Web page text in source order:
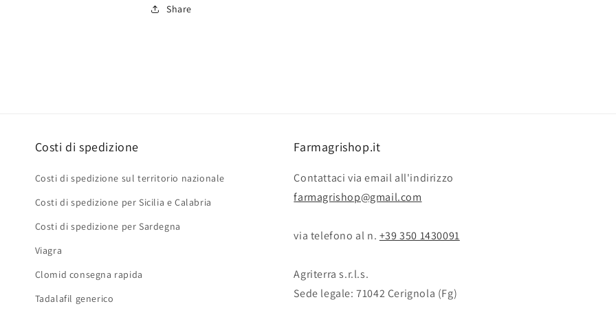
Share
Costi di spedizione
Costi di spedizione sul territorio nazionale
Costi di spedizione per Sicilia e Calabria
Costi di spedizione per Sardegna
Viagra
Clomid consegna rapida
Tadalafil generico
Farmagrishop.it
Contattaci via email all'indirizzo
farmagrishop@gmail.com
via telefono al n. ‭‭ +39 350 1430091
Agriterra s.r.l.s.
Sede legale: 71042 Cerignola (Fg)